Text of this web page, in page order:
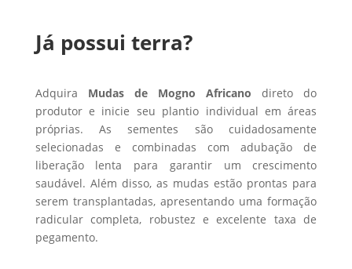
Já possui terra?
Adquira Mudas de Mogno Africano direto do
produtor e inicie seu plantio individual em áreas
próprias. As sementes são cuidadosamente
selecionadas e combinadas com adubação de
liberação lenta para garantir um crescimento
saudável. Além disso, as mudas estão prontas para
serem transplantadas, apresentando uma formação
radicular completa, robustez e excelente taxa de
pegamento.